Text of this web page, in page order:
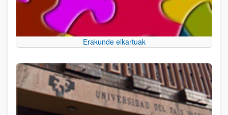
Erakunde elkartuak